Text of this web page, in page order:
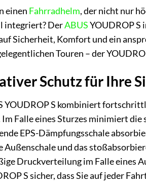
einen Fahrradhelm, der nicht nur
integriert? DerABUSYOUDROP S
Sicherheit, Komfort und ein
Touren – der
Schutz für Ihre
YOUDROP S kombiniert
Im Falle eines Sturzes minimiert
EPS-Dämpfungsschale
Außenschale und das
Druckverteilung im Falle eines
S sicher, dass Sie auf jeder